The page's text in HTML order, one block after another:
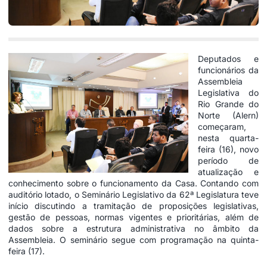
Deputados e
funcionários da
Assembleia
Legislativa do
Rio Grande do
Norte (Alern)
começaram,
nesta quarta-
feira (16), novo
período de
atualização e
conhecimento sobre o funcionamento da Casa. Contando com
auditório lotado, o Seminário Legislativo da 62ª Legislatura teve
início discutindo a tramitação de proposições legislativas,
gestão de pessoas, normas vigentes e prioritárias, além de
dados sobre a estrutura administrativa no âmbito da
Assembleia. O seminário segue com programação na quinta-
feira (17).